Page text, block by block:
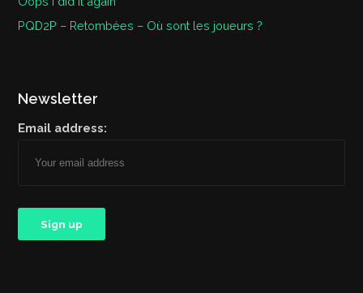
PQD2P – Retombées – Où sont les joueurs ?
Newsletter
Email address: